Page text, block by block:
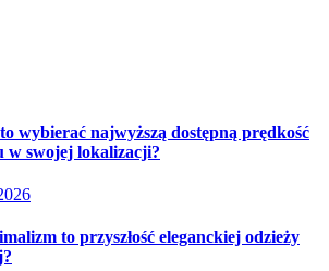
wybierać najwyższą dostępną prędkość
w swojej lokalizacji?
to przyszłość eleganckiej odzieży